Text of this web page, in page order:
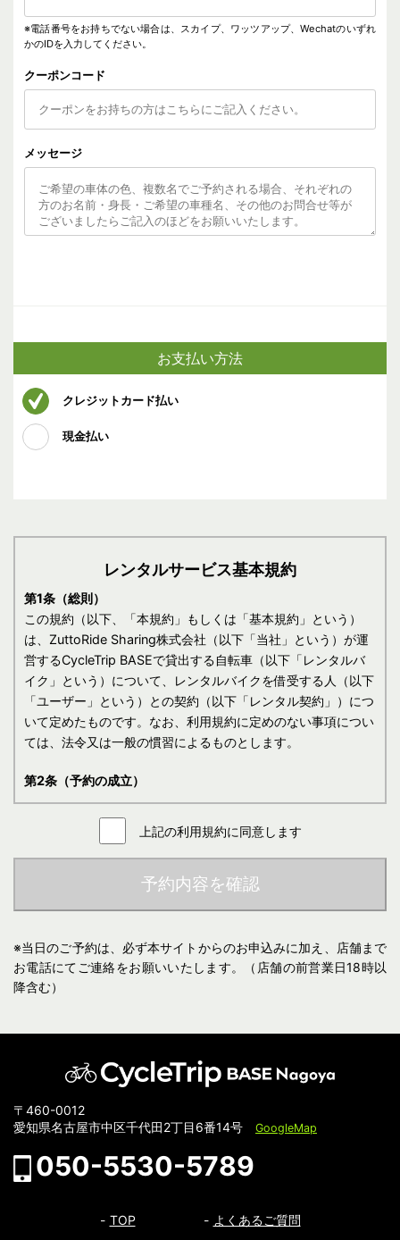
※電話番号をお持ちでない場合は、スカイプ、ワッツアップ、Wechatのいずれ
かのIDを入力してください。
クーポンコード
メッセージ
お支払い方法
クレジットカード払い
現金払い
レンタルサービス基本規約
第1条（総則）
この規約（以下、「本規約」もしくは「基本規約」という）
は、ZuttoRide Sharing株式会社（以下「当社」という）が運
営するCycleTrip BASEで貸出する自転車（以下「レンタルバ
イク」という）について、レンタルバイクを借受する人（以下
「ユーザー」という）との契約（以下「レンタル契約」）につ
いて定めたものです。なお、利用規約に定めのない事項につい
ては、法令又は一般の慣習によるものとします。
第2条（予約の成立）
(1)ユーザーは、レンタルバイクを借りるにあたり、当社所定
の料金に同意のうえ、WEB上より、予め車種、レンタル開
始日時、返却日時、宅配場所、運転者、ヘルメット等付属
品の要否、その他の条件（以下「レンタル条件」という）
(2)当社は、ユーザーから予約申込があったときは、原則、当
社の保有するレンタルバイクの範囲内で予約に応ずるもの
いいたします。長期レンタル（以下、1週間以上のレンタル
料金プランが対象）をご利用の方は、レンタルされる車両
の販売価格帯に応じたデポジット料金のお支払いをお願い
いたします。デポジット料金に関しては、レンタルバイク
された場合は、当社からユーザーに全額返金するものとし
¥50,000〜
上記の利用規約に同意します
予約内容を確認
※当日のご予約は、必ず本サイトからのお申込みに加え、店舗まで
お電話にてご連絡をお願いいたします。（店舗の前営業日18時以
降含む）
〒460-0012
愛知県名古屋市中区千代田2丁目6番14号 GoogleMap
050-5530-5789
TOP よくあるご質問